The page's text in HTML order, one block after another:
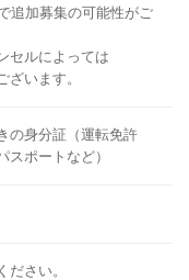
追加募集の可能性がご
セルによっては
います。
の身分証（運転免許
ポートなど）
ださい。